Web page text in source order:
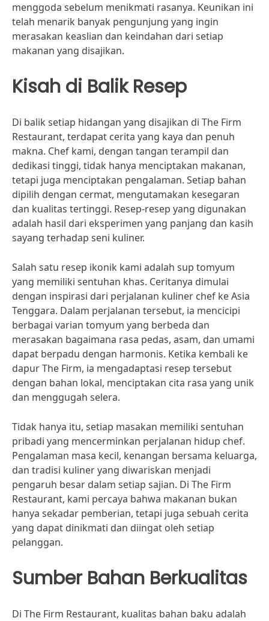
menggoda sebelum menikmati rasanya. Keunikan ini
telah menarik banyak pengunjung yang ingin
merasakan keaslian dan keindahan dari setiap
makanan yang disajikan.
Kisah di Balik Resep
Di balik setiap hidangan yang disajikan di The Firm
Restaurant, terdapat cerita yang kaya dan penuh
makna. Chef kami, dengan tangan terampil dan
dedikasi tinggi, tidak hanya menciptakan makanan,
tetapi juga menciptakan pengalaman. Setiap bahan
dipilih dengan cermat, mengutamakan kesegaran
dan kualitas tertinggi. Resep-resep yang digunakan
adalah hasil dari eksperimen yang panjang dan kasih
sayang terhadap seni kuliner.
Salah satu resep ikonik kami adalah sup tomyum
yang memiliki sentuhan khas. Ceritanya dimulai
dengan inspirasi dari perjalanan kuliner chef ke Asia
Tenggara. Dalam perjalanan tersebut, ia mencicipi
berbagai varian tomyum yang berbeda dan
merasakan bagaimana rasa pedas, asam, dan umami
dapat berpadu dengan harmonis. Ketika kembali ke
dapur The Firm, ia mengadaptasi resep tersebut
dengan bahan lokal, menciptakan cita rasa yang unik
dan menggugah selera.
Tidak hanya itu, setiap masakan memiliki sentuhan
pribadi yang mencerminkan perjalanan hidup chef.
Pengalaman masa kecil, kenangan bersama keluarga,
dan tradisi kuliner yang diwariskan menjadi
pengaruh besar dalam setiap sajian. Di The Firm
Restaurant, kami percaya bahwa makanan bukan
hanya sekadar pemberian, tetapi juga sebuah cerita
yang dapat dinikmati dan diingat oleh setiap
pelanggan.
Sumber Bahan Berkualitas
Di The Firm Restaurant, kualitas bahan baku adalah